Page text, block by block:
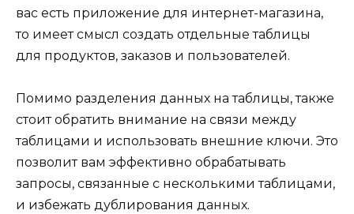
вас есть приложение для интернет-магазина,
то имеет смысл создать отдельные таблицы
для продуктов, заказов и пользователей.
Помимо разделения данных на таблицы, также
стоит обратить внимание на связи между
таблицами и использовать внешние ключи. Это
позволит вам эффективно обрабатывать
запросы, связанные с несколькими таблицами,
и избежать дублирования данных.